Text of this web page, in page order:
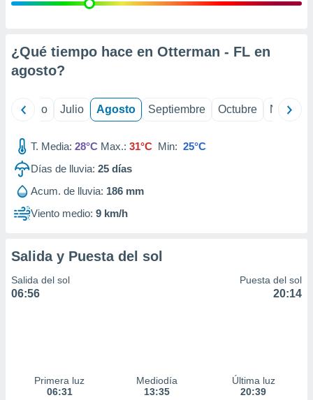
e
mediante
de
1199
¿Qué tiempo hace en Otterman - FL en
agosto?
Junio Julio Agosto Septiembre Octubre
T. Media: 28°C Max.: 31°C Min: 25°C
Días de lluvia: 25 días
Acum. de lluvia: 186 mm
Viento medio: 9 km/h
Salida y Puesta del sol
Salida del sol
06:56
Puesta del sol
20:14
Primera luz
06:31
Mediodía
13:35
Última luz
20:39